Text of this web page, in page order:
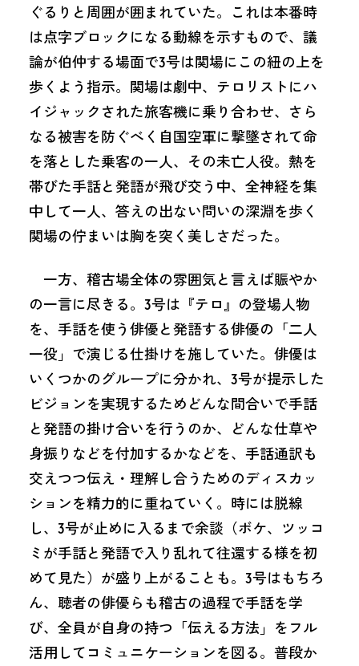
ぐるりと周囲が囲まれていた。これは本番時
は点字ブロックになる動線を示すもので、議
論が伯仲する場面で3号は関場にこの紐の上を
歩くよう指示。関場は劇中、テロリストにハ
イジャックされた旅客機に乗り合わせ、さら
なる被害を防ぐべく自国空軍に撃墜されて命
を落とした乗客の一人、その未亡人役。熱を
帯びた手話と発語が飛び交う中、全神経を集
中して一人、答えの出ない問いの深淵を歩く
関場の佇まいは胸を突く美しさだった。
一方、稽古場全体の雰囲気と言えば賑やか
の一言に尽きる。3号は『テロ』の登場人物
を、手話を使う俳優と発語する俳優の「二人
一役」で演じる仕掛けを施していた。俳優は
いくつかのグループに分かれ、3号が提示した
ビジョンを実現するためどんな間合いで手話
と発語の掛け合いを行うのか、どんな仕草や
身振りなどを付加するかなどを、手話通訳も
交えつつ伝え・理解し合うためのディスカッ
ションを精力的に重ねていく。時には脱線
し、3号が止めに入るまで余談（ボケ、ツッコ
ミが手話と発語で入り乱れて往還する様を初
めて見た）が盛り上がることも。3号はもちろ
ん、聴者の俳優らも稽古の過程で手話を学
び、全員が自身の持つ「伝える方法」をフル
活用してコミュニケーションを図る。普段か